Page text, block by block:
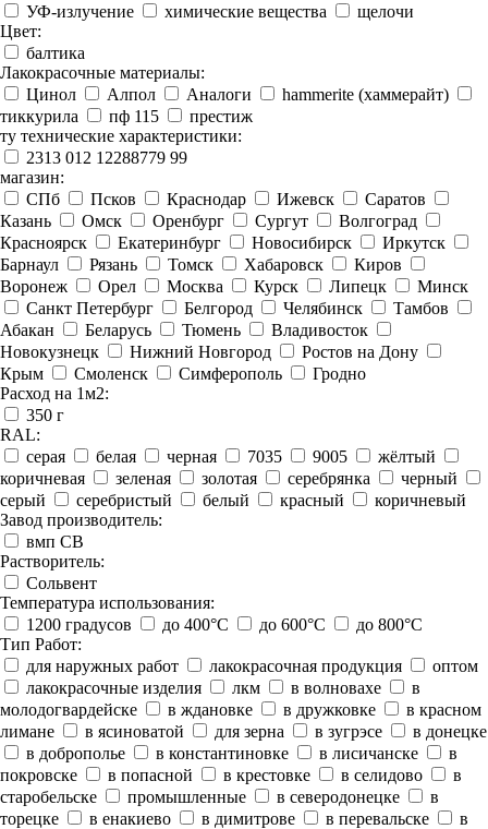
УФ-излучение
химические вещества
щелочи
Цвет:
балтика
Лакокрасочные материалы:
Цинол
Алпол Аналоги
hammerite (хаммерайт)
тиккурила
пф 115
престиж
ту технические характеристики:
2313 012 12288779 99
магазин:
СПб
Псков Краснодар Ижевск
Саратов
Казань
Омск Оренбург Сургут
Волгоград
Красноярск
Екатеринбург Новосибирск
Иркутск
Барнаул
Рязань Томск Хабаровск
Киров
Воронеж
Орел Москва Курск Липецк
Минск
Санкт Петербург
Белгород Челябинск
Тамбов
Абакан
Беларусь Тюмень
Владивосток
Новокузнецк
Нижний Новгород
Ростов на Дону
Крым
Смоленск Симферополь
Гродно
Расход на 1м2:
350 г
RAL:
серая
белая черная 7035 9005
жёлтый
коричневая
зеленая золотая серебрянка
черный
серый
серебристый белый красный
коричневый
Завод производитель:
вмп СВ
Растворитель:
Сольвент
Температура использования:
1200 градусов
до 400°C до 600°C
до 800°C
Тип Работ:
для наружных работ
лакокрасочная продукция
оптом
лакокрасочные изделия
лкм в волновахе
в
молодогвардейске
в ждановке в дружковке
в красном
лимане
в ясиноватой для зерна в зугрэсе
в донецке
в доброполье
в константиновке в лисичанске
в
покровске
в попасной в крестовке в селидово
в
старобельске
промышленные в северодонецке
в
торецке
в енакиево в димитрове в перевальске
в